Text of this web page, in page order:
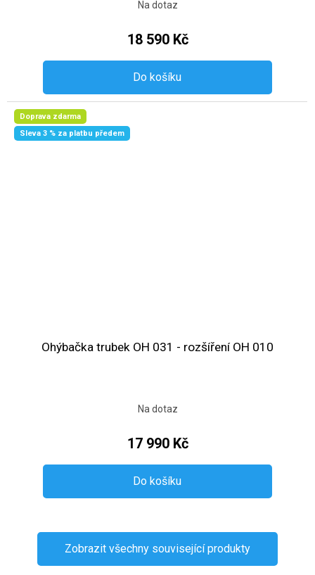
Na dotaz
18 590 Kč
Do košíku
Doprava zdarma
Sleva 3 % za platbu předem
Ohýbačka trubek OH 031 - rozšíření OH 010
Na dotaz
17 990 Kč
Do košíku
Zobrazit všechny související produkty